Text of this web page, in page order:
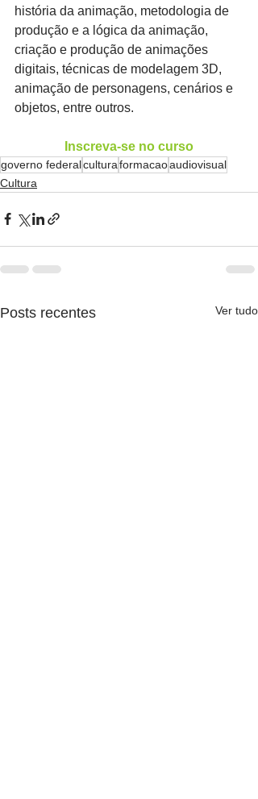
história da animação, metodologia de
produção e a lógica da animação,
criação e produção de animações
digitais, técnicas de modelagem 3D,
animação de personagens, cenários e
objetos, entre outros.
Inscreva-se no curso
governo federalculturaformacaoaudiovisual
Cultura
Posts recentes Ver tudo